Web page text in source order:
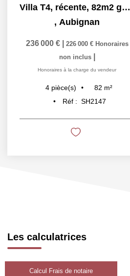
Villa T4, récente, 82m2 garage et jardin à Aubignan
, Aubignan
236 000 € 226 000 € Honoraires
non inclus
Honoraires à la charge du vendeur
4 pièce(s) 82 m²
Réf : SH2147
Les calculatrices
Calcul Frais de notaire